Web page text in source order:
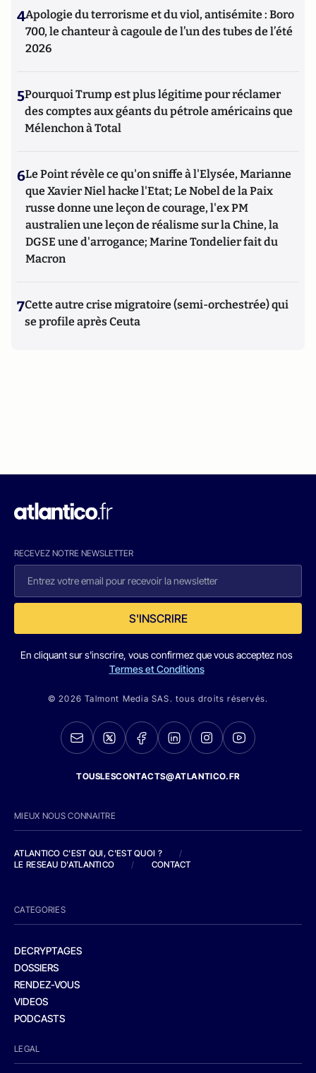
4Apologie du terrorisme et du viol, antisémite : Boro
700, le chanteur à cagoule de l’un des tubes de l’été
2026
5Pourquoi Trump est plus légitime pour réclamer
des comptes aux géants du pétrole américains que
Mélenchon à Total
6Le Point révèle ce qu'on sniffe à l'Elysée, Marianne
que Xavier Niel hacke l'Etat; Le Nobel de la Paix
russe donne une leçon de courage, l'ex PM
australien une leçon de réalisme sur la Chine, la
DGSE une d'arrogance; Marine Tondelier fait du
Macron
7Cette autre crise migratoire (semi-orchestrée) qui
se profile après Ceuta
RECEVEZ NOTRE NEWSLETTER
S'INSCRIRE
En cliquant sur s'inscrire, vous confirmez que vous acceptez nos
Termes et Conditions
© 2026 Talmont Media SAS. tous droits réservés.
TOUSLESCONTACTS@ATLANTICO.FR
MIEUX NOUS CONNAITRE
ATLANTICO C'EST QUI, C'EST QUOI ?
/
LE RESEAU D'ATLANTICO
/ CONTACT
CATEGORIES
DECRYPTAGES
DOSSIERS
RENDEZ-VOUS
VIDEOS
PODCASTS
LEGAL